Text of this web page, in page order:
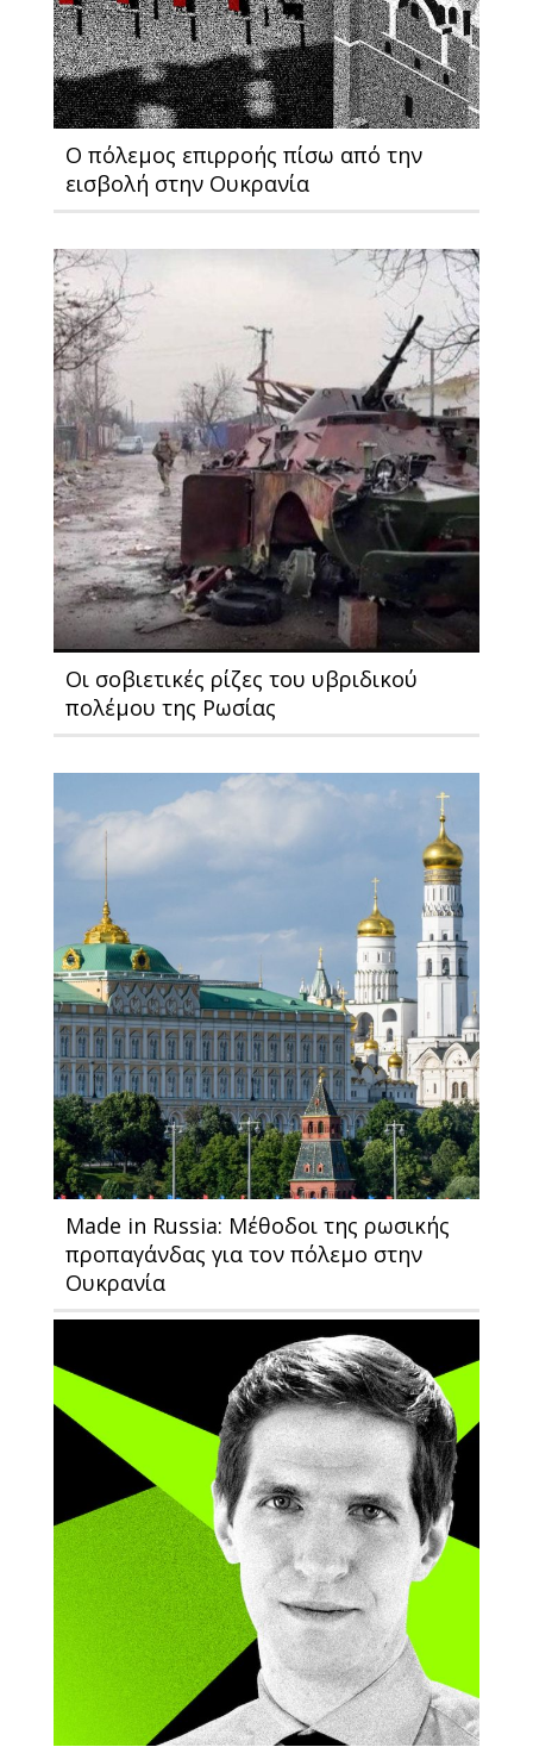
Ο πόλεμος επιρροής πίσω από την
εισβολή στην Ουκρανία
Οι σοβιετικές ρίζες του υβριδικού
πολέμου της Ρωσίας
Made in Russia: Μέθοδοι της ρωσικής
προπαγάνδας για τον πόλεμο στην
Ουκρανία